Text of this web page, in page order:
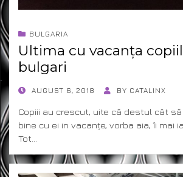
BULGARIA
Ultima cu vacanța
bulgari
POSTEDAUGUST 6, 2018 BY CATALINX
Copiii au crescut, uite că destul cât
bine cu ei in vacanțe, vorba aia, îi mai
Tot…